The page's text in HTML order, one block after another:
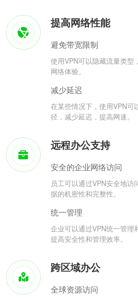
提高网络性能
避免带宽限制
使用VPN可以隐藏流量类型
网络体验。
减少延迟
在某些情况下，使用VPN可
径，减少延迟，提高网速。
远程办公支持
安全的企业网络访问
员工可以通过VPN安全地访
据的机密性和完整性。
统一管理
企业可以通过VPN统一管理
提高安全性和管理效率。
跨区域办公
全球资源访问